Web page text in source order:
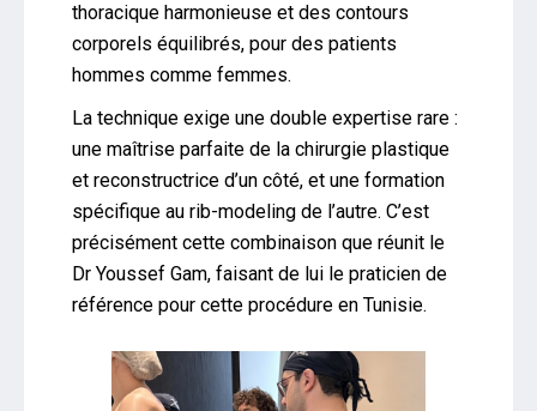
thoracique harmonieuse et des contours
corporels équilibrés, pour des patients
hommes comme femmes.
La technique exige une double expertise rare :
une maîtrise parfaite de la chirurgie plastique
et reconstructrice d’un côté, et une formation
spécifique au rib-modeling de l’autre. C’est
précisément cette combinaison que réunit le
Dr Youssef Gam, faisant de lui le praticien de
référence pour cette procédure en Tunisie.